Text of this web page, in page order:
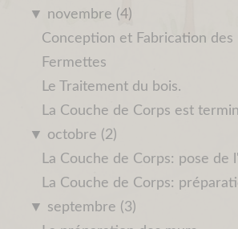
▼ novembre (4)
Conception et Fabrication des
Fermettes
Le Traitement du bois.
La Couche de Corps est
▼ octobre (2)
La Couche de Corps: pose de
La Couche de Corps:
▼ septembre (3)